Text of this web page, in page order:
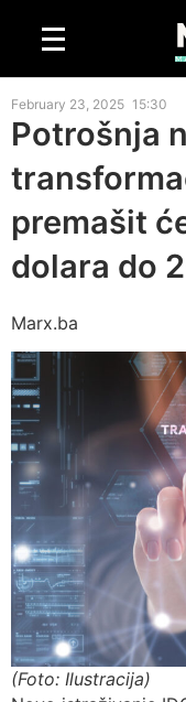
February 23, 2025 15:30
Potrošnja
premašit
dolara do
Marx.ba
(Foto: Ilustracija)